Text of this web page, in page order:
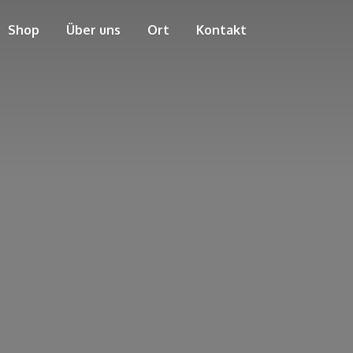
Shop Über uns Ort Kontakt